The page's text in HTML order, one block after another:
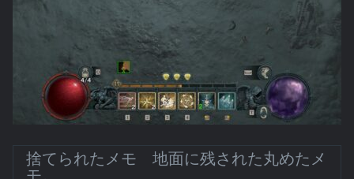
捨てられたメモ 地面に残された丸めたメ
モ。